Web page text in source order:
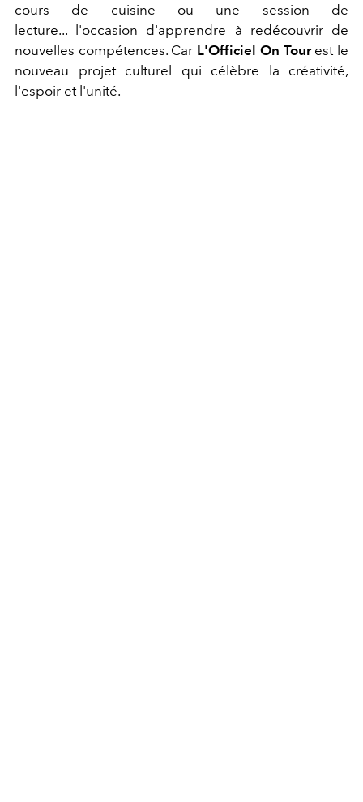
cours de cuisine ou une session de
lecture... l'occasion d'apprendre à redécouvrir de
nouvelles compétences. Car L'Officiel On Tourest le
nouveau projet culturel qui célèbre la créativité,
l'espoir et l'unité.